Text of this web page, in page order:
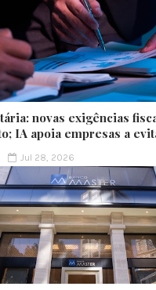
novas exigências
IA apoia empresas a
Jul 28, 2026